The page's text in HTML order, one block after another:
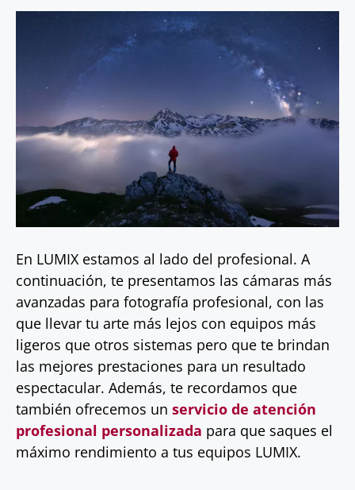
En LUMIX estamos al lado del profesional. A
continuación, te presentamos las cámaras más
avanzadas para fotografía profesional, con las
que llevar tu arte más lejos con equipos más
ligeros que otros sistemas pero que te brindan
las mejores prestaciones para un resultado
espectacular. Además, te recordamos que
también ofrecemos un servicio de atención
profesional personalizada para que saques el
máximo rendimiento a tus equipos LUMIX.